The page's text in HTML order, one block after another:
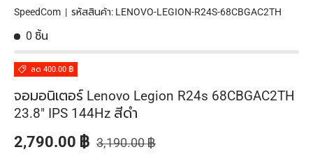
SpeedCom | รหัสสินค้า: LENOVO-LEGION-R24S-68CBGAC2TH
0 ชิ้น
ลด 400.00 ฿
จอมอนิเตอร์ Lenovo Legion R24s 68CBGAC2TH
23.8" IPS 144Hz สีดำ
ราคาส่วนลด
2,790.00 ฿ ราคาปกติ
3,190.00 ฿